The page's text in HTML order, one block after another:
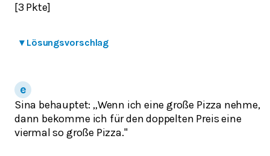
[3 Pkte]
▾ Lösungsvorschlag
Sina behauptet: „Wenn ich eine große Pizza nehme,
dann bekomme ich für den doppelten Preis eine
viermal so große Pizza."